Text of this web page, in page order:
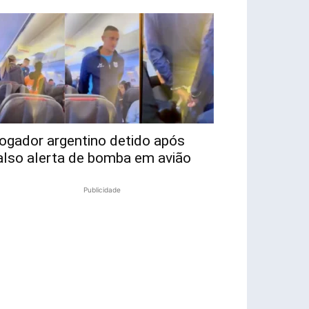
argentino detido após
alerta de bomba em avião
Publicidade